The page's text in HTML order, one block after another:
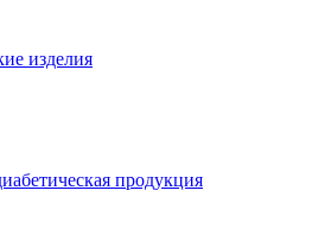
изделия
продукция